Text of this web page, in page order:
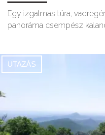
Egy izgalmas túra,
panoráma csempész
UTAZÁS